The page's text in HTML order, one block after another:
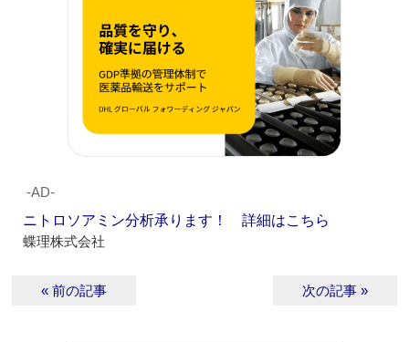
‐AD‐
ニトロソアミン分析承ります！ 詳細はこちら
蝶理株式会社
« 前の記事 次の記事 »